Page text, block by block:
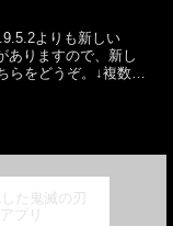
よりも新しい
ありますので、新し
らをどうぞ。↓複数の
た鬼滅の刃
プリ